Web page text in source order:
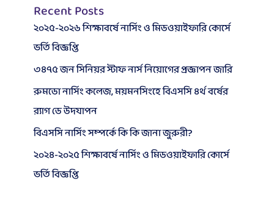
Recent Posts
২০২৫-২০২৬ শিক্ষাবর্ষে নার্সিং ও মিডওয়াইফারি কোর্সে
ভর্তি বিজ্ঞপ্তি
৩৪৭৫ জন সিনিয়র স্টাফ নার্স নিয়োগের প্রজ্ঞাপন জারি
রুমডো নার্সিং কলেজ, ময়মনসিংহে বিএসসি ৪র্থ বর্ষের
র‍্যাগ ডে উদযাপন
বিএসসি নার্সিং সম্পর্কে কি কি জানা জুরুরী?
২০২৪-২০২৫ শিক্ষাবর্ষে নার্সিং ও মিডওয়াইফারি কোর্সে
ভর্তি বিজ্ঞপ্তি